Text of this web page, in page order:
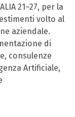
21–27, per la
volto al
aziendale.
di
consulenze
Artificiale,